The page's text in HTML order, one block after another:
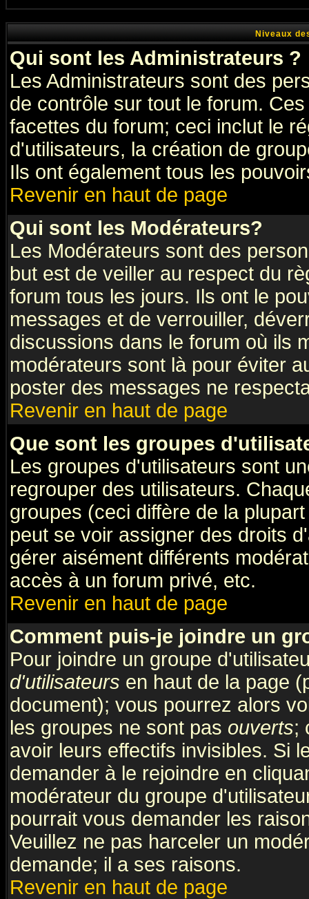
Niveaux
Qui sont les Administrateurs ?
Les Administrateurs sont des
de contrôle sur tout le forum.
facettes du forum; ceci inclut le
d'utilisateurs, la création de
Ils ont également tous les
Revenir en haut de page
Qui sont les Modérateurs?
Les Modérateurs sont des
but est de veiller au respect du
forum tous les jours. Ils ont le
messages et de verrouiller,
discussions dans le forum où ils
modérateurs sont là pour éviter
poster des messages ne
Revenir en haut de page
Que sont les groupes
Les groupes d'utilisateurs sont
regrouper des utilisateurs.
groupes (ceci diffère de la
peut se voir assigner des droits
gérer aisément différents
accès à un forum privé, etc.
Revenir en haut de page
Comment puis-je joindre un
Pour joindre un groupe
d'utilisateurs en haut de la page
document); vous pourrez alors
les groupes ne sont pas ouverts;
avoir leurs effectifs invisibles. Si
demander à le rejoindre en
modérateur du groupe
pourrait vous demander les
Veuillez ne pas harceler un
demande; il a ses raisons.
Revenir en haut de page